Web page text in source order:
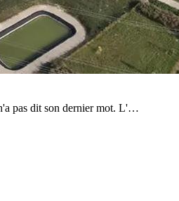
pas dit son dernier mot. L'…